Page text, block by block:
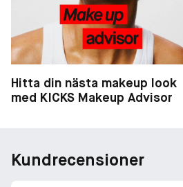
Hitta din nästa makeup look
med KICKS Makeup Advisor
Kundrecensioner